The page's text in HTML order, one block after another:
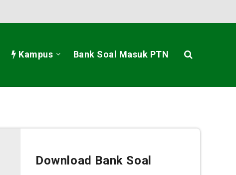
Kampus Bank Soal Masuk PTN
Download Bank Soal